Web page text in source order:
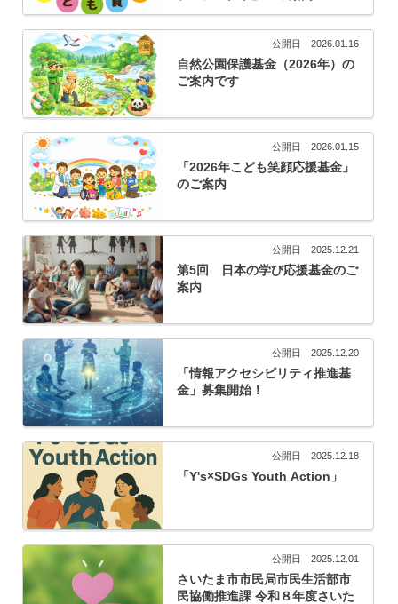
公開日｜2026.01.16
自然公園保護基金（2026年）の
ご案内です
公開日｜2026.01.15
「2026年こども笑顔応援基金」
のご案内
公開日｜2025.12.21
第5回 日本の学び応援基金のご
案内
公開日｜2025.12.20
「情報アクセシビリティ推進基
金」募集開始！
公開日｜2025.12.18
「Y's×SDGs Youth Action」
公開日｜2025.12.01
さいたま市市民局市民生活部市
民協働推進課 令和８年度さいた